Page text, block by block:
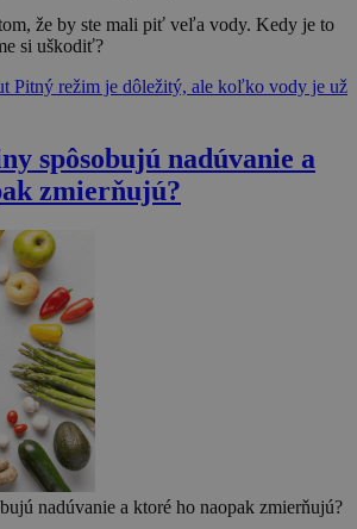
že by ste mali piť veľa vody. Kedy je to
si uškodiť?
Pitný režim je dôležitý, ale koľko vody je už
spôsobujú nadúvanie a
zmierňujú?
nadúvanie a ktoré ho naopak zmierňujú?